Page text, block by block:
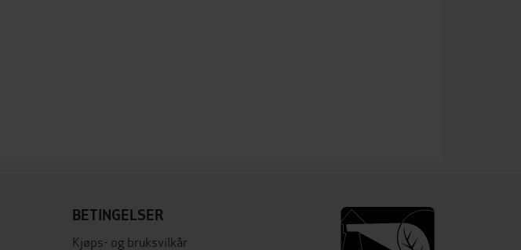
BETINGELSER
Kjøps- og bruksvilkår